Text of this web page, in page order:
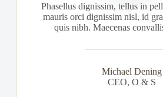
Phasellus dignissim, tellus in
mauris orci dignissim nisl, id
quis nibh. Maecenas
Michael Dening
CEO, O & S